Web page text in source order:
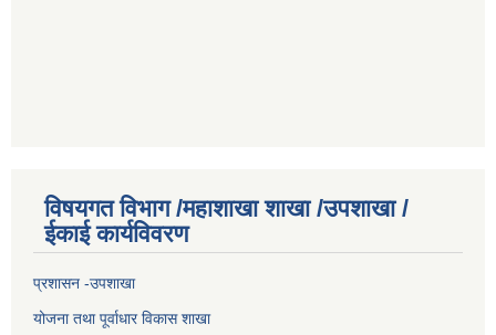
विषयगत विभाग /महाशाखा शाखा /उपशाखा /
ईकाई कार्यविवरण
प्रशासन -उपशाखा
योजना तथा पूर्वाधार विकास शाखा